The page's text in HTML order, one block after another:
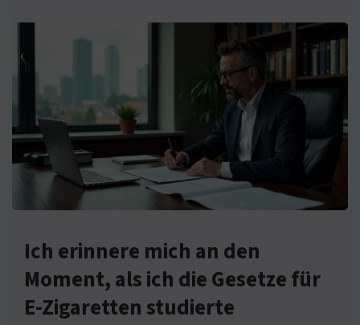
Ich erinnere mich an den
Moment, als ich die Gesetze für
E-Zigaretten studierte